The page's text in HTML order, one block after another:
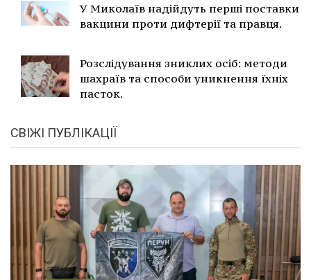
У Миколаїв надійдуть перші поставки
вакцини проти дифтерії та правця.
Розслідування зниклих осіб: методи
шахраїв та способи уникнення їхніх
пасток.
СВІЖІ ПУБЛІКАЦІЇ